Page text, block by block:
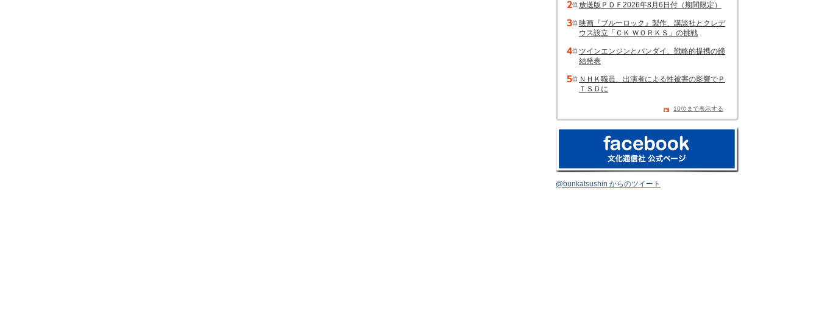
放送版ＰＤＦ2026年8月6日付（期間限定）
映画『ブルーロック』製作、講談社とクレデ
ウス設立「ＣＫ ＷＯＲＫＳ」の挑戦
ツインエンジンとバンダイ、戦略的提携の締
結発表
ＮＨＫ職員、出演者による性被害の影響でＰ
ＴＳＤに
10位まで表示する
@bunkatsushin からのツイート